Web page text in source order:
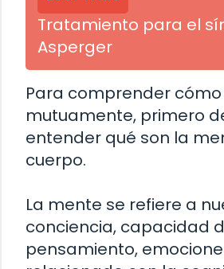
Tratamiento para el
Asperger
Para comprender cómo
mutuamente, primero
entender qué son la
cuerpo.
La mente se refiere a
conciencia, capacidad
pensamiento,